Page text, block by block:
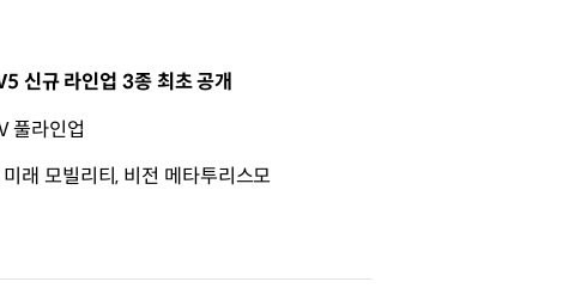
신규 라인업 3종 최초 공개
풀라인업
래 모빌리티, 비전 메타투리스모